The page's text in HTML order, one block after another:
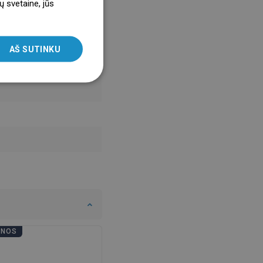
LITHUANIAN
svetaine, jūs
AŠ SUTINKU